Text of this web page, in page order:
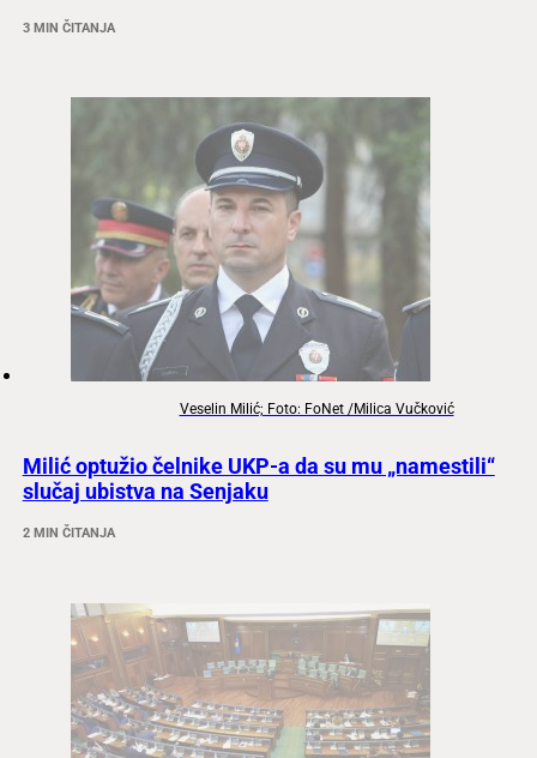
3 MIN ČITANJA
Veselin Milić; Foto: FoNet /Milica Vučković
Milić optužio čelnike UKP-a da su mu „namestili“
slučaj ubistva na Senjaku
2 MIN ČITANJA